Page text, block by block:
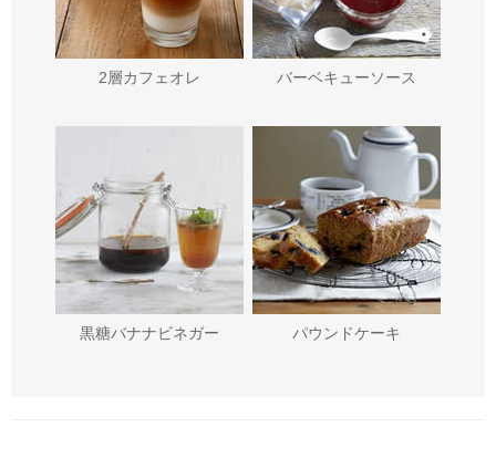
2層カフェオレ バーベキューソース
黒糖バナナビネガー パウンドケーキ